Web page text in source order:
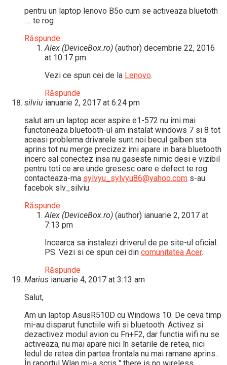
pentru un laptop lenovo B5o cum se activeaza bluetoth
…. te rog
Răspunde
Alex (DeviceBox.ro) (author) decembrie 22, 2016
at 10:17 pm
Vezi ce spun cei de la Lenovo.
Răspunde
silviu ianuarie 2, 2017 at 6:24 pm
salut am un laptop acer aspire e1-572 nu imi mai
functoneaza bluetooth-ul am instalat windows 7 si 8 tot
aceasi problema drivarele sunt noi becul galben sta
aprins tot nu merge precizez imi apare in bara bluetooth
incerc sal conectez insa nu gaseste nimic desi e vizibil
pentru toti ce are unde gresesc oare e defect te rog
contacteaza-ma sylvyu_sylvyu86@yahoo.com s-au
facebok slv_silviu
Răspunde
Alex (DeviceBox.ro) (author) ianuarie 2, 2017 at
7:13 pm
Incearca sa instalezi driverul de pe site-ul oficial.
PS. Vezi si ce spun cei din comunitatea Acer.
Răspunde
Marius ianuarie 4, 2017 at 3:13 am
Salut,
Am un laptop AsusR510D cu Windows 10. De ceva timp
mi-au disparut functiile wifi si bluetooth. Activez si
dezactivez modul avion cu Fn+F2, dar functia wifi nu se
activeaza, nu mai apare nici în setarile de retea, nici
ledul de retea din partea frontala nu mai ramane aprins..